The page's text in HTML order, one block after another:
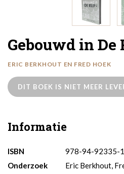
Gebouwd in De
ERIC BERKHOUT EN FRED HOEK
DIT BOEK IS NIET MEER
Informatie
ISBN
978-94-92335-
Onderzoek
Eric Berkhout,